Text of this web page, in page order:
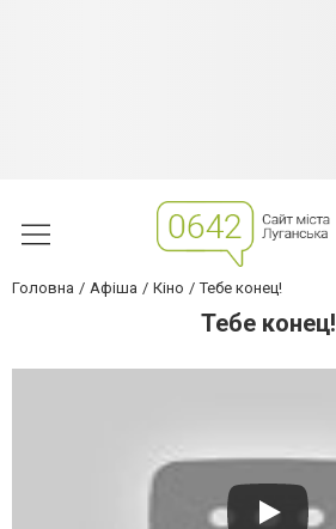
Головна Афіша Кіно Тебе конец!
Тебе конец!